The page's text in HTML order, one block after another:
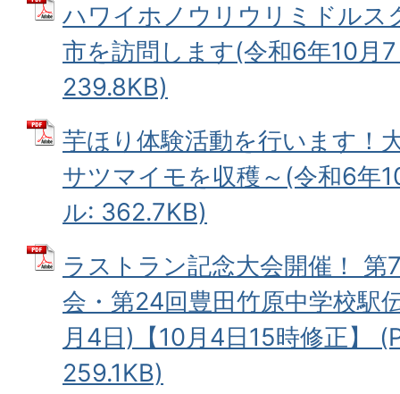
ハワイホノウリウリミドルス
市を訪問します(令和6年10月
239.8KB)
芋ほり体験活動を行います！
サツマイモを収穫～(令和6年
ル: 362.7KB)
ラストラン記念大会開催！ 第
会・第24回豊田竹原中学校駅
月4日)【10月4日15時修正】
259.1KB)